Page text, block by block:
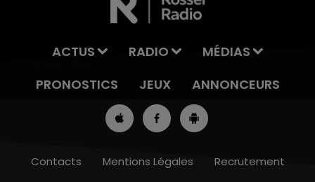
ACTUS RADIO
MÉDIAS
PRONOSTICS
JEUX ANNONCEURS
Contacts Mentions Légales
Recrutement